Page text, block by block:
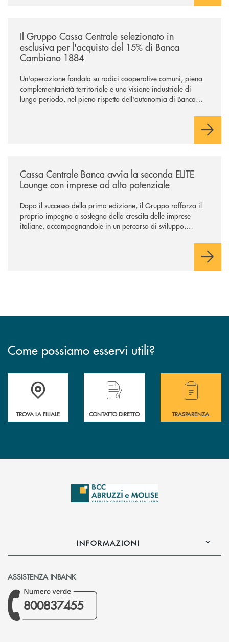
Il Gruppo Cassa Centrale selezionato in
esclusiva per l'acquisto del 15% di Banca
Cambiano 1884
Un'operazione fondata su radici cooperative comuni, piena
complementarietà territoriale e una visione industriale di
lungo periodo, nel pieno rispetto dell'autonomia di Banca
negoziazione esclusiva per la finalizzazione dell’operazione.
Cassa Centrale Banca avvia la seconda ELITE
Lounge con imprese ad alto potenziale
Dopo il successo della prima edizione, il Gruppo rafforza il
proprio impegno a sostegno della crescita delle imprese
italiane, accompagnandole in un percorso di sviluppo,
Come possiamo esservi utili?
Accedi all' elenco completo delle filiali .
TROVA LA FILIALE CONTATTO DIRETTO
Hai bisogno di
TRASPARENZA
INFORMAZIONI
ASSISTENZA INBANK
800837455